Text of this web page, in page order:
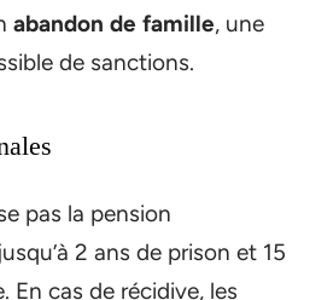
abandon de famille, une
de sanctions.
pas la pension
2 ans de prison et 15
En cas de récidive, les